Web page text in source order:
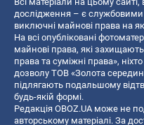
дослідження – є службовими
виключні майнові права на
На всі опубліковані
майнові права, які
права та суміжні права»,
дозволу ТОВ «Золота
підлягають подальшому
будь-якій формі.
Редакція OBOZ.UA може не
авторському матеріалі. За